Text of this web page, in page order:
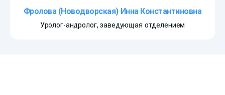
Фролова (Новодворская) Инна Константиновна
Уролог-андролог, заведующая отделением